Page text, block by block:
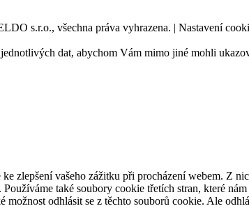
s.r.o., všechna práva vyhrazena. | Nastavení
dat, abychom Vám mimo jiné mohli
zlepšení vašeho zážitku při procházení webem. Z
také soubory cookie třetích stran, které
možnost odhlásit se z těchto souborů cookie. Ale